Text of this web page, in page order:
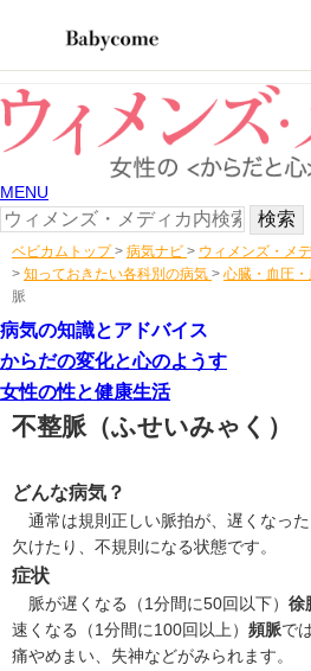
MENU
ベビカムトップ > 病気ナビ > ウィメンズ・メ
> 知っておきたい各科別の病気 > 心臓・血圧
脈
病気の知識とアドバイス
からだの変化と心のようす
女性の性と健康生活
不整脈 （ふせいみゃく）
どんな病気？
通常は規則正しい脈拍が、遅くなっ
欠けたり、不規則になる状態です。
症状
脈が遅くなる（1分間に50回以下） 徐
速くなる（1分間に100回以上） 頻脈で
痛やめまい、失神などがみられます。